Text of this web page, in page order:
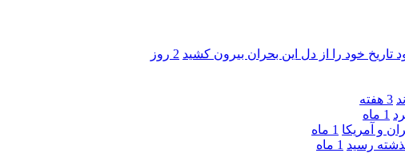
تاریخ خود را از دل این بحران بیرون کشید 2 روز
3 هفته
1 ماه
و آمریکا 1 ماه
1 ماه